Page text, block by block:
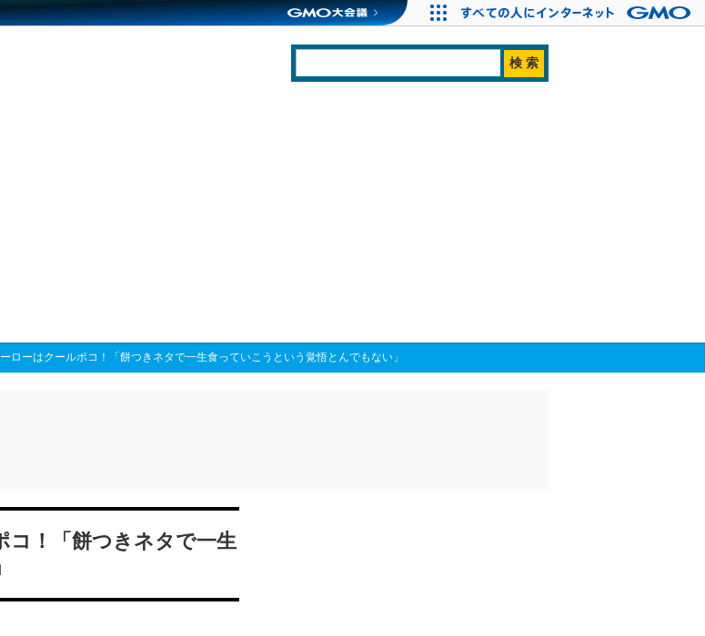
ローはクールポコ！「餅つきネタで一生食っていこうという覚悟とんでもない」
コ！「餅つきネタで一生